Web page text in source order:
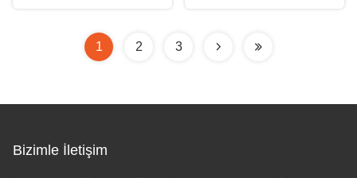
1 2 3
Bizimle İletişim